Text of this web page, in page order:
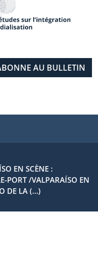
EN SCÈNE :
PORT /VALPARAÍSO EN
DE LA (…)